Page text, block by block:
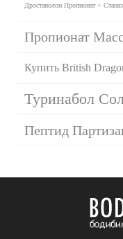
Дростанолон Пропионат +
Пропионат
Купить British
Туринабол
Пептид